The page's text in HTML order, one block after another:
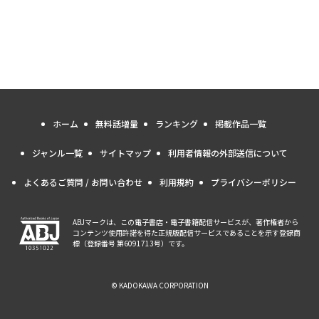
ホーム 無料話増量 ランキング 掲載作品一覧
ジャンル一覧 サイトマップ 利用者情報の外部送信について
よくあるご質問 / お問い合わせ 利用規約 プライバシーポリシー
ABJマークは、この電子書店・電子書籍配信サービスが、著作権者から
コンテンツ使用許諾を得た正規版配信サービスであることを示す登録商
標（登録番号 第6091713号）です。
© KADOKAWA CORPORATION